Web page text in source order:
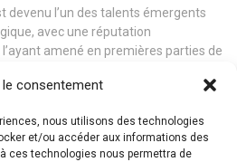
le consentement
nous utilisons des technologies
et/ou accéder aux informations des
ces technologies nous permettra de
devenu l’un des talents émergents
avec une réputation
amené en premières parties de